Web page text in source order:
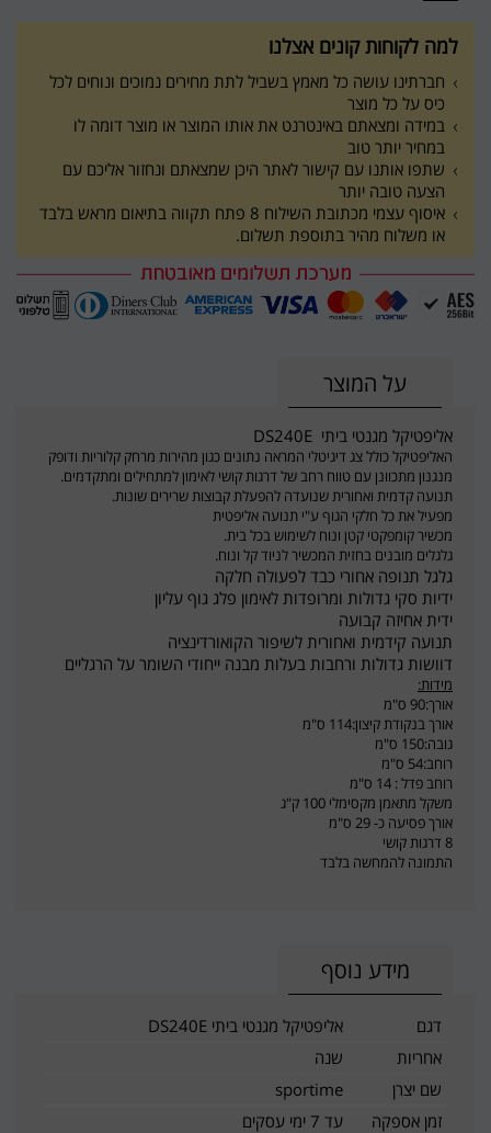
למה לקוחות קונים אצלנו
חברתינו עושה כל מאמץ בשביל לתת מחירים נמוכים ונוחים לכל
כיס על כל מוצר
במידה ומצאתם באינטרנט את אותו המוצר או מוצר דומה לו
במחיר יותר טוב
שתפו אותנו עם קישור לאתר היכן שמצאתם ונחזור אליכם עם
הצעה טובה יותר
איסוף עצמי מכתובת השילוח 8 פתח תקווה בתיאום מראש בלבד
או משלוח מהיר בתוספת תשלום.
על המוצר
אליפטיקל מגנטי ביתי DS240E
האליפטיקל כולל צג דיגיטלי המראה נתונים כגון מהירות מרחק קלוריות ודופק
מנגנון מתכוונן עם טווח רחב של דרגות קושי לאימון למתחילים ומתקדמים.
תנועה קדמית ואחורית שנועדה להפעלת קבוצות שרירים שונות.
מפעיל את כל חלקי הגוף ע"י תנועה אליפטית
מכשיר קומפקטי קטן ונוח לשימוש בכל בית.
גלגלים מובנים בחזית המכשיר לניוד קל ונוח.
גלגל תנופה אחורי כבד לפעולה חלקה
ידיות סקי גדולות ומרופדות לאימון פלג גוף עליון
ידית אחיזה קבועה
תנועה קידמית ואחורית לשיפור הקואורדינציה
דוושות גדולות ורחבות בעלות מבנה ייחודי השומר על הרגליים
מידות:
אורך:90 ס"מ
אורך בנקודת קיצון:114 ס"מ
גובה:150 ס"מ
רוחב:54 ס"מ
רוחב פדל : 14 ס"מ
משקל מתאמן מקסימלי 100 ק"ג
אורך פסיעה כ- 29 ס"מ
8 דרגות קושי
התמונה להמחשה בלבד
מידע נוסף
דגם
אליפטיקל מגנטי ביתי DS240E
אחריות
שנה
שם יצרן
sportime
זמן אספקה
עד 7 ימי עסקים